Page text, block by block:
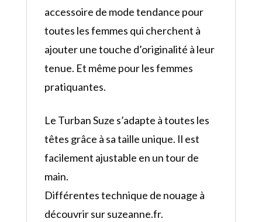
accessoire de mode tendance pour
toutes les femmes qui cherchent à
ajouter une touche d’originalité à leur
tenue. Et même pour les femmes
pratiquantes.
Le Turban Suze s’adapte à toutes les
têtes grâce à sa taille unique. Il est
facilement ajustable en un tour de
main.
Différentes technique de nouage à
découvrir sur suzeanne.fr.